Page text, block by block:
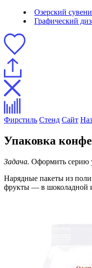
Озерский
Графический
Фирстиль Стенд Сайт
Упаковка
Задача. Оформить серию
Нарядные пакеты из
фрукты — в шоколадной